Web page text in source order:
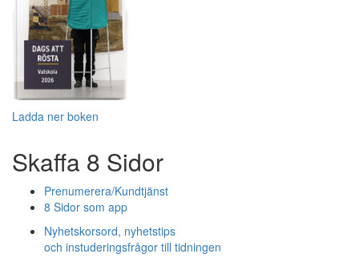
Ladda ner boken
Skaffa 8 Sidor
Prenumerera/Kundtjänst
8 Sidor som app
Nyhetskorsord, nyhetstips
och instuderingsfrågor till tidningen